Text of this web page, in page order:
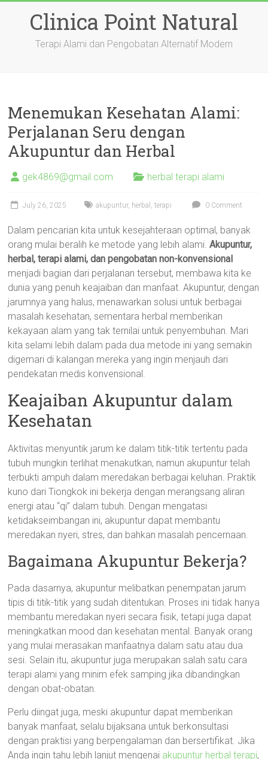
contentClinica Point Natural
Terapi Alami dan Pengobatan Alternatif Modern
Menemukan Kesehatan Alami:
Perjalanan Seru dengan
Akupuntur dan Herbal
gek4869@gmail.com herbal terapi alami
July 26, 2025 akupuntur, herbal ,terapi 0 Comment
Dalam pencarian kita untuk kesejahteraan optimal, banyak
orang mulai beralih ke metode yang lebih alami.Akupuntur,
herbal, terapi alami, dan pengobatan non-konvensional
menjadi bagian dari perjalanan tersebut, membawa kita ke
dunia yang penuh keajaiban dan manfaat. Akupuntur, dengan
jarumnya yang halus, menawarkan solusi untuk berbagai
masalah kesehatan, sementara herbal memberikan
kekayaan alam yang tak ternilai untuk penyembuhan. Mari
kita selami lebih dalam pada dua metode ini yang semakin
digemari di kalangan mereka yang ingin menjauh dari
pendekatan medis konvensional.
Keajaiban Akupuntur dalam
Kesehatan
Aktivitas menyuntik jarum ke dalam titik-titik tertentu pada
tubuh mungkin terlihat menakutkan, namun akupuntur telah
terbukti ampuh dalam meredakan berbagai keluhan. Praktik
kuno dari Tiongkok ini bekerja dengan merangsang aliran
energi atau “qi” dalam tubuh. Dengan mengatasi
ketidakseimbangan ini, akupuntur dapat membantu
meredakan nyeri, stres, dan bahkan masalah pencernaan.
Bagaimana Akupuntur Bekerja?
Pada dasarnya, akupuntur melibatkan penempatan jarum
tipis di titik-titik yang sudah ditentukan. Proses ini tidak hanya
membantu meredakan nyeri secara fisik, tetapi juga dapat
meningkatkan mood dan kesehatan mental. Banyak orang
yang mulai merasakan manfaatnya dalam satu atau dua
sesi. Selain itu, akupuntur juga merupakan salah satu cara
terapi alami yang minim efek samping jika dibandingkan
dengan obat-obatan.
Perlu diingat juga, meski akupuntur dapat memberikan
banyak manfaat, selalu bijaksana untuk berkonsultasi
dengan praktisi yang berpengalaman dan bersertifikat. Jika
Anda ingin tahu lebih lanjut mengenai akupuntur herbal terapi,